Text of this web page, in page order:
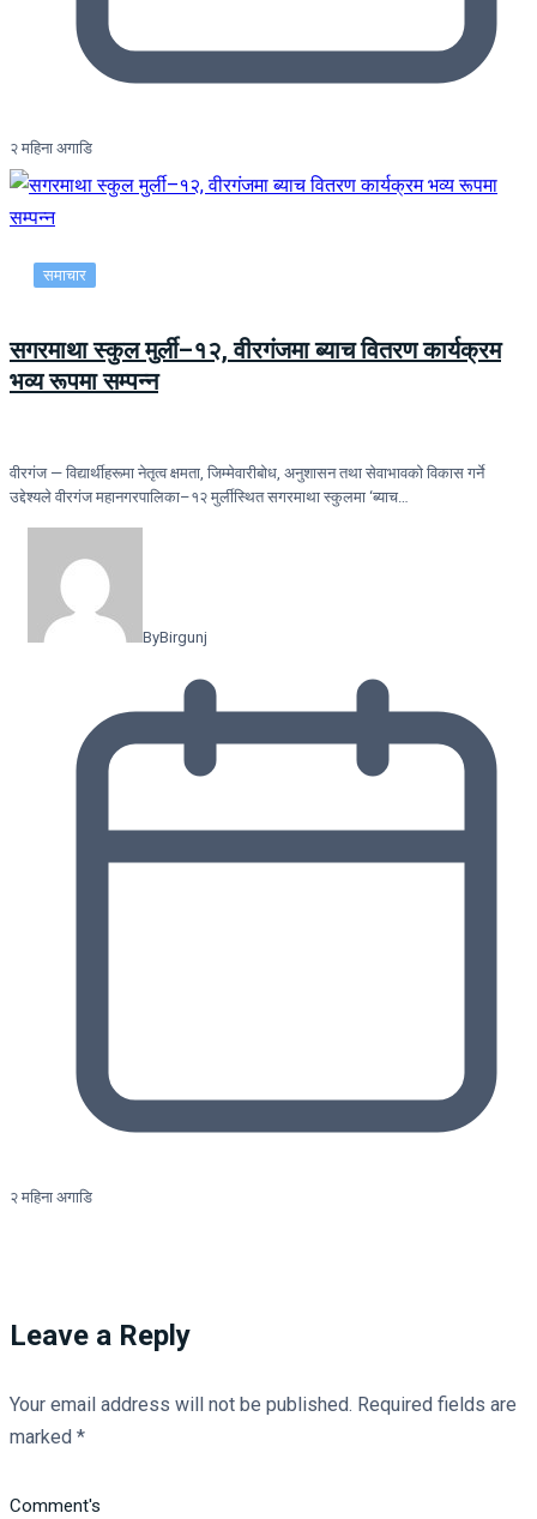
२ महिना अगाडि
समाचार
सगरमाथा स्कुल मुर्ली–१२, वीरगंजमा ब्याच वितरण कार्यक्रम
भव्य रूपमा सम्पन्न
वीरगंज — विद्यार्थीहरूमा नेतृत्व क्षमता, जिम्मेवारीबोध, अनुशासन तथा सेवाभावको विकास गर्ने
उद्देश्यले वीरगंज महानगरपालिका–१२ मुर्लीस्थित सगरमाथा स्कुलमा ‘ब्याच…
ByBirgunj
२ महिना अगाडि
Leave a Reply
Your email address will not be published. Required fields are
marked *
Comment's